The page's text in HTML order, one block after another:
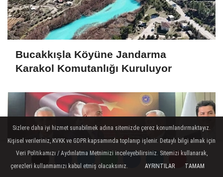
Bucakkışla Köyüne Jandarma
Karakol Komutanlığı Kuruluyor
Sizlere daha iyi hizmet sunabilmek adına sitemizde çerez konumlandırmaktayız.
Kişisel verileriniz, KVKK ve GDPR kapsamında toplanıp işlenir. Detaylı bilgi almak için
Veri Politikamızı / Aydınlatma Metnimizi inceleyebilirsiniz. Sitemizi kullanarak,
çerezleri kullanmamızı kabul etmiş olacaksınız.
AYRINTILAR TAMAM